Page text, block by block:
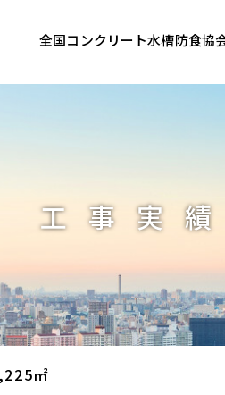
全国コンクリート水槽防食協
工事実績
㎡